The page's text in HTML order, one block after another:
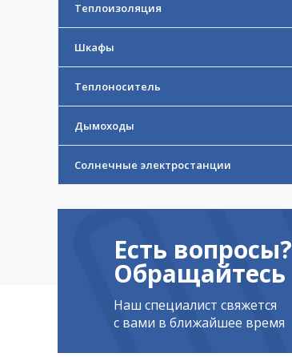
Теплоизоляция
Шкафы
Теплоноситель
Дымоходы
Солнечные электростанции
Есть вопросы?
Обращайтесь
Наш специалист свяжется
с вами в ближайшее время